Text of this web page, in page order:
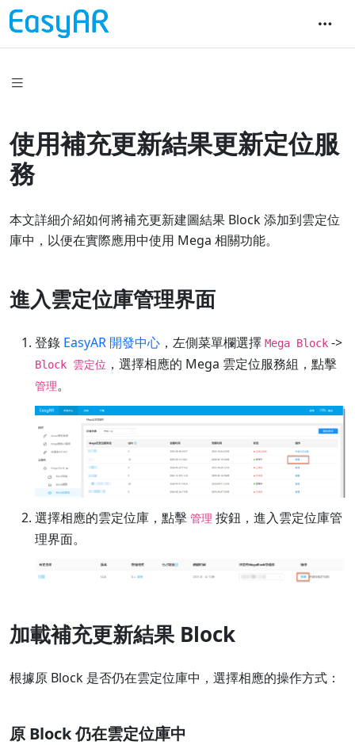
使用補充更新結果更新定位服
務
本文詳細介紹如何將補充更新建圖結果 Block 添加到雲定位
庫中，以便在實際應用中使用 Mega 相關功能。
進入雲定位庫管理界面
登錄 EasyAR 開發中心 ，左側菜單欄選擇 Mega Block ->
Block 雲定位 ，選擇相應的 Mega 雲定位服務組，點擊
管理。
選擇相應的雲定位庫，點擊 管理 按鈕，進入雲定位庫管
理界面。
加載補充更新結果 Block
根據原 Block 是否仍在雲定位庫中，選擇相應的操作方式：
原 Block 仍在雲定位庫中